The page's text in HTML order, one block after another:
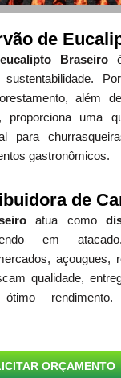
de
Braseiroé
sustentabilidade.
além
proporciona uma
para
gastronômicos.
de
atua como
em atacado.
açougues,
qualidade,
ORÇAMENTO